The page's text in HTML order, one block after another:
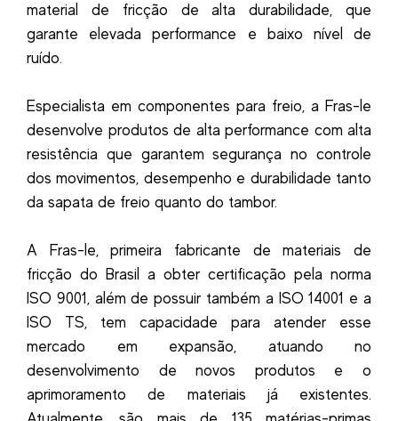
material de fricção de alta durabilidade, que
garante elevada performance e baixo nível de
ruído.
Especialista em componentes para freio, a Fras-le
desenvolve produtos de alta performance com alta
resistência que garantem segurança no controle
dos movimentos, desempenho e durabilidade tanto
da sapata de freio quanto do tambor.
A Fras-le, primeira fabricante de materiais de
fricção do Brasil a obter certificação pela norma
ISO 9001, além de possuir também a ISO 14001 e a
ISO TS, tem capacidade para atender esse
mercado em expansão, atuando no
desenvolvimento de novos produtos e o
aprimoramento de materiais já existentes.